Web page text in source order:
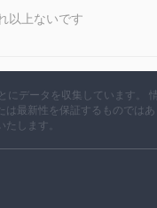
口座、プラチナ口座、ダ
以上ないです
データを収集しています。
最新性を保証するものでは
します。